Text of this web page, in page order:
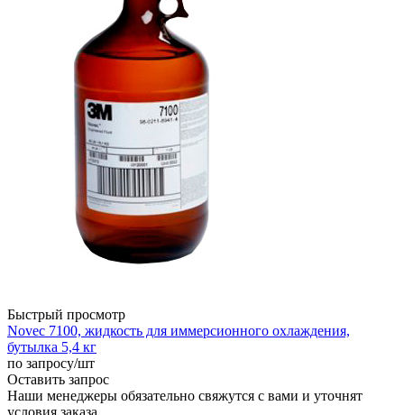
Быстрый просмотр
Novec 7100, жидкость для иммерсионного охлаждения,
бутылка 5,4 кг
по запросу/шт
Оставить запрос
Наши менеджеры обязательно свяжутся с вами и уточнят
условия заказа